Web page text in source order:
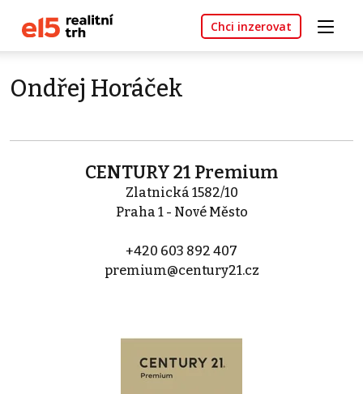
Chci inzerovat
Ondřej Horáček
CENTURY 21 Premium
Zlatnická 1582/10
Praha 1 - Nové Město
+420 603 892 407
premium@century21.cz